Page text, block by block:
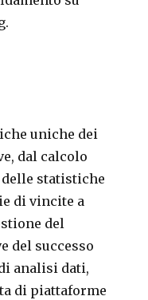
uniche dei
dal calcolo
statistiche
di vincite a
del
del successo
analisi dati,
di piattaforme